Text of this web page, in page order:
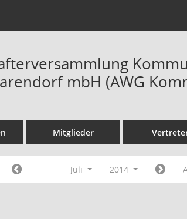
mbH (AWG
Mitglieder
Juli 2014